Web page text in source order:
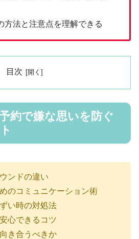
方法と注意点を理解できる
目次
約で嫌な思いを防ぐ
ンドの違い
のコミュニケーション術
い時の対処法
心できるコツ
き合うべきか